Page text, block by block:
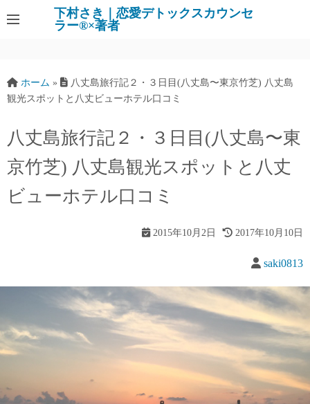
下村さき｜恋愛デトックスカウンセ
ラー®×著者
ホーム »
八丈島旅行記２・３日目(八丈島〜東京竹芝) 八丈島
観光スポットと八丈ビューホテル口コミ
八丈島旅行記２・３日目(八丈島〜東
京竹芝) 八丈島観光スポットと八丈
ビューホテル口コミ
2015年10月2日 2017年10月10日
saki0813